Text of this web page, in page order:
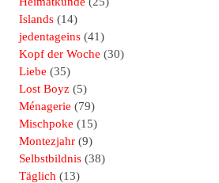
Islands (14)
jedentageins (41)
Kopf der Woche (30)
Liebe (35)
Lost Boyz (5)
Ménagerie (79)
Mischpoke (15)
Montezjahr (9)
Selbstbildnis (38)
Täglich (13)